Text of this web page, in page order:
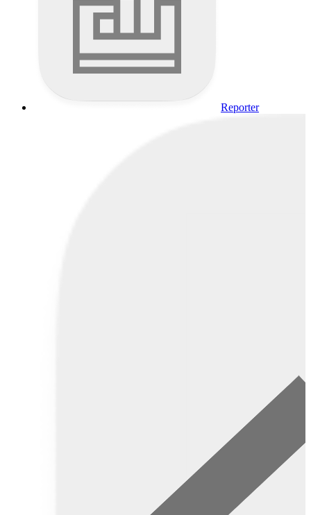
Reporter